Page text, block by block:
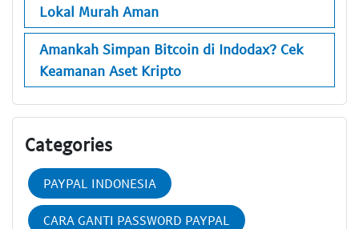
Lokal Murah Aman
Amankah Simpan Bitcoin di Indodax? Cek
Keamanan Aset Kripto
Categories
PAYPAL INDONESIA
CARA GANTI PASSWORD PAYPAL